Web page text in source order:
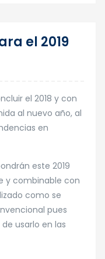
05
el 2019
el 2018 y con
al nuevo año, al
en
este 2019
y combinable con
como se
pues
usarlo en las